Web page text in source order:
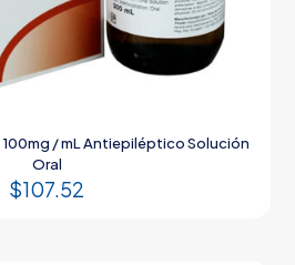
/ mL Antiepiléptico Solución
Oral
$107.52